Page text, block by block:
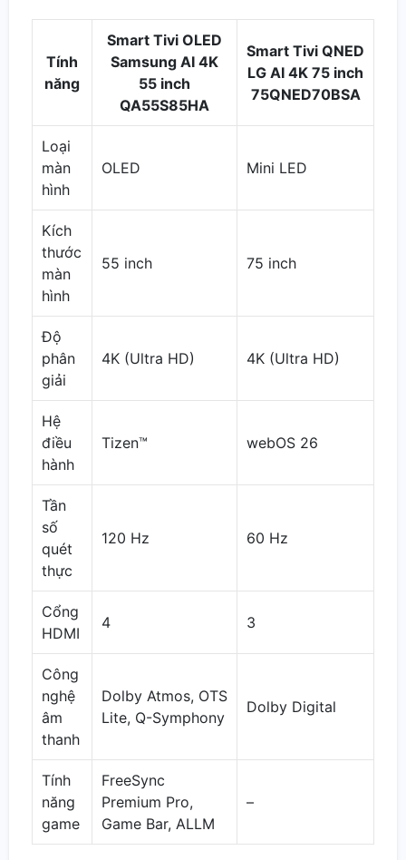
Tính
năng
Smart Tivi OLED
Samsung AI 4K
55 inch
QA55S85HA
Smart Tivi QNED
LG AI 4K 75 inch
75QNED70BSA
Loại
màn
hình
OLED Mini LED
Kích
thước
màn
hình
55 inch 75 inch
Độ
phân
giải
4K (Ultra HD) 4K (Ultra HD)
Hệ
điều
hành
Tizen™ webOS 26
Tần
số
quét
thực
120 Hz 60 Hz
Cổng
HDMI
4 3
Công
nghệ
âm
thanh
Dolby Atmos, OTS
Lite, Q-Symphony
Dolby Digital
Tính
năng
game
FreeSync
Premium Pro,
Game Bar, ALLM
–